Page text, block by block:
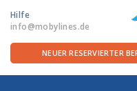
Hilfe
info@mobylines.de
NEUER RESERVIERTER
Startseite/Service